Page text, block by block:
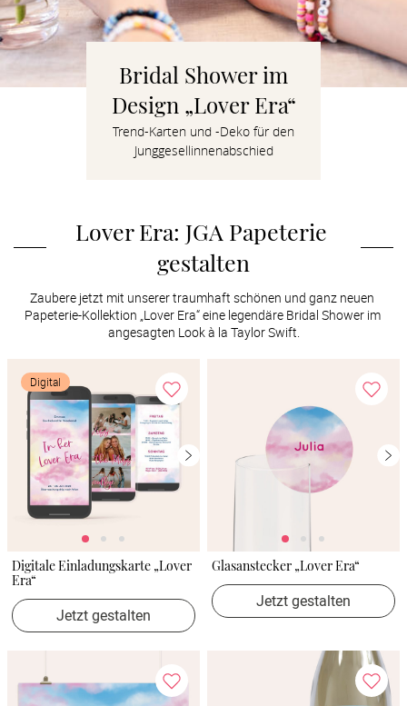
Bridal Shower im
Design „Lover Era“
Trend-Karten und -Deko für den
Junggesellinnenabschied
Lover Era: JGA Papeterie
gestalten
Zaubere jetzt mit unserer traumhaft schönen und ganz neuen
Papeterie-Kollektion „Lover Era“ eine legendäre Bridal Shower im
angesagten Look à la Taylor Swift.
Digital
Digitale Einladungskarte „Lover
Era“
Jetzt gestalten
Glasanstecker „Lover Era“
Jetzt gestalten